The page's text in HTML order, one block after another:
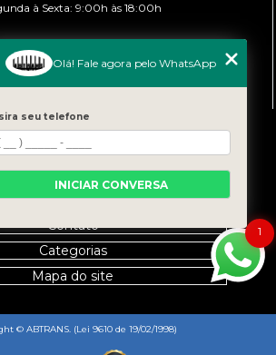
à Sexta: 9:00h às 18:00h
CONTATO
(11) 99458-7351
cursoabtrans@gmail.com
MENU
Home
Empresa
Galeria
Contato
Categorias
Mapa do site
© ABTRANS. (Lei 9610 de 19/02/1998)
1
Olá! Fale agora pelo WhatsApp
seu telefone
INICIAR CONVERSA